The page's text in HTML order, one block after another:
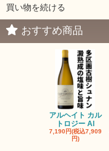
買い物を続ける
おすすめ商品
アルヘイト カル
トロジー Al
7,190円(税込7,909
円)